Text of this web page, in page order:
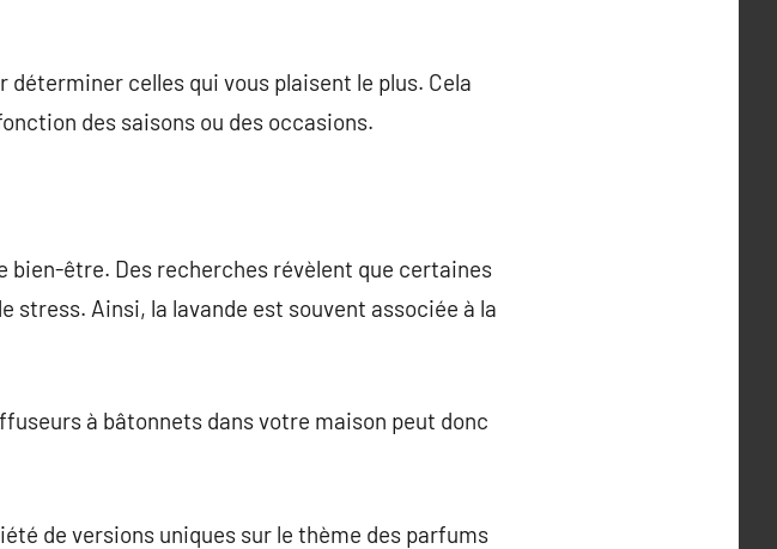
celles qui vous plaisent le plus. Cela
des saisons ou des occasions.
bien-être. Des recherches révèlent que certaines
Ainsi, la lavande est souvent associée à la
à bâtonnets dans votre maison peut donc
de versions uniques sur le thème des parfums